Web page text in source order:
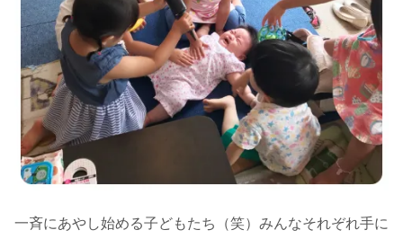
一斉にあやし始める子どもたち（笑）みんなそれぞれ手に